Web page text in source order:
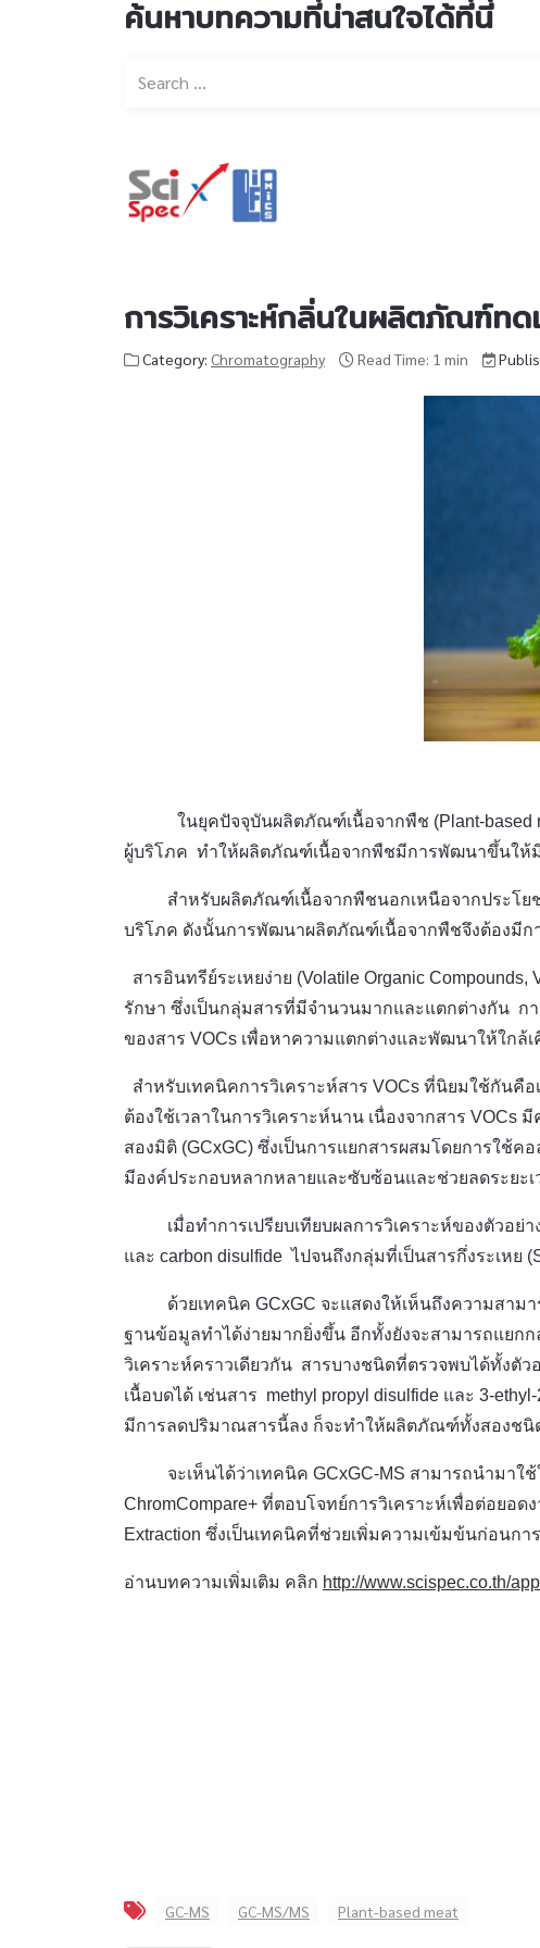
ค้นหาบทความที่น่าสนใจได้ที่นี่
การวิเคราะห์กลิ่นในผลิตภัณฑ์
Category: Chromatography Read Time: 1 min
ในยุคปัจจุบันผลิตภัณฑ์เนื้อจากพืช (Plant-
ผู้บริโภค ทำให้ผลิตภัณฑ์เนื้อจากพืชมีการพัฒนาขึ้นให้
สำหรับผลิตภัณฑ์เนื้อจากพืชนอกเหนือจากประโยช
บริโภค ดังนั้นการพัฒนาผลิตภัณฑ์เนื้อจากพืชจึงต้องมีก
สารอินทรีย์ระเหยง่าย (Volatile Organic
รักษา ซึ่งเป็นกลุ่มสารที่มีจำนวนมากและแตกต่างกัน ก
ของสาร VOCs เพื่อหาความแตกต่างและพัฒนาให้ใกล้
สำหรับเทคนิคการวิเคราะห์สาร VOCs ที่นิยมใช้กันคื
ต้องใช้เวลาในการวิเคราะห์นาน เนื่องจากสาร
สองมิติ (GCxGC) ซึ่งเป็นการแยกสารผสมโดยการใช้
มีองค์ประกอบหลากหลายและซับซ้อนและช่วยลดระยะเ
เมื่อทำการเปรียบเทียบผลการวิเคราะห์ของตัวอ
และ carbon disulfide ไปจนถึงกลุ่มที่เป็นสารกึ่งระเหย
ด้วยเทคนิค GCxGC จะแสดงให้เห็นถึงความสามาร
ฐานข้อมูลทำได้ง่ายมากยิ่งขึ้น อีกทั้งยังจะสามารถแยก
วิเคราะห์คราวเดียวกัน สารบางชนิดที่ตรวจพบได้ทั้งตั
เนื้อบดได้ เช่นสาร methyl propyl disulfide และ 3-
มีการลดปริมาณสารนี้ลง ก็จะทำให้ผลิตภัณฑ์ทั้งสองชนิ
จะเห็นได้ว่าเทคนิค GCxGC-MS สามารถนำมาใช้ใ
ChromCompare+ ที่ตอบโจทย์การวิเคราะห์เพื่อต่อย
Extraction ซึ่งเป็นเทคนิคที่ช่วยเพิ่มความเข้มข้นก่อนก
อ่านบทความเพิ่มเติม คลิก http://www.scispec.co.th/
GC-MS GC-MS/MS Plant-based meat